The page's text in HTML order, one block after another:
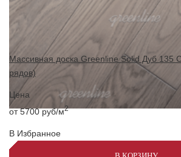
Массивная доска Greenline Solid Дуб 135
рядов)
Цена
от 5700руб/м2
В Избранное